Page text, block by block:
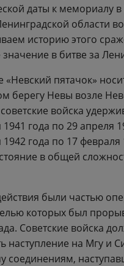
даты к мемориалу
области
историю этого
в битве за
«Невский пятачок»
берегу Невы возле
войска
1941 года по 29 апреля
1942 года по 17 февраля
в общей
были частью
которых был
Советские войска
наступление на Мгу и
соединениям,